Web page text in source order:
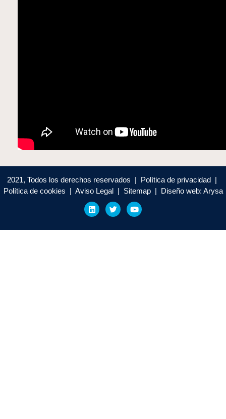
2021, Todos los derechos reservados | Política de privacidad |
Política de cookies | Aviso Legal | Sitemap | Diseño web: Arysa